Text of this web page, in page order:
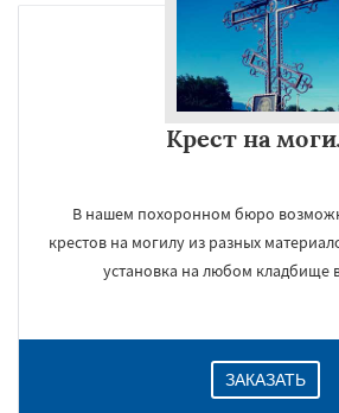
Крест на
В нашем похоронном бюро
крестов на могилу из разных
установка на любом кладбище
ЗАКАЗАТЬ